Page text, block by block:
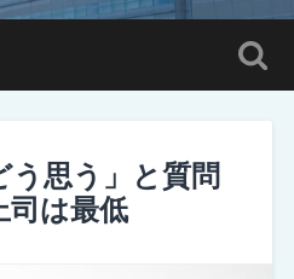
う思う」と質問
司は最低